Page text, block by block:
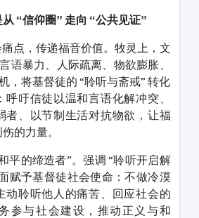
“信仰圈” 走向 “公共见证”
点，传递福音价值。牧灵上，文
语暴力、人际疏离、物欲膨胀、
，将基督徒的 “聆听与斋戒” 转化
呼吁信徒以温和言语化解冲突、
者、以节制生活对抗物欲，让福
的力量。
平的缔造者”。强调 “聆听开启解
赋予基督徒社会使命：不做冷漠
动聆听他人的痛苦、回应社会的
参与社会建设，推动正义与和